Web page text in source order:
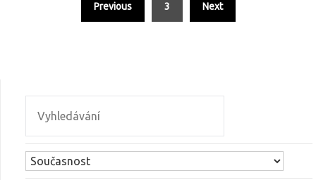
Previous 3 Next